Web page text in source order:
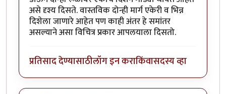
असे दृश्य दिसते. वास्तविक दोन्ही मार्ग एकेरी व भिन्न
दिशेला जाणारे आहेत पण काही अंतर हे समांतर
असल्याने असा विचित्र प्रकार आपलयाला दिसतो.
प्रतिसाद देण्यासाठीलॉग इन कराकिंवासदस्य व्हा